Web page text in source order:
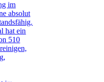
im
absolut
hat ein
510